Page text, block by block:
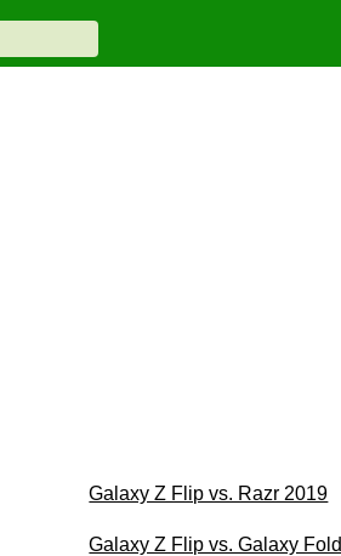
Galaxy Z Flip vs. Razr 2019
Galaxy Z Flip vs. Galaxy Fold